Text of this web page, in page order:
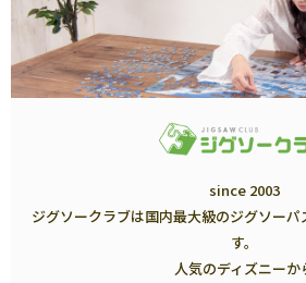
since 2003
ジグソークラブは国内最大級のジグソー
す。
人気のディズニーか